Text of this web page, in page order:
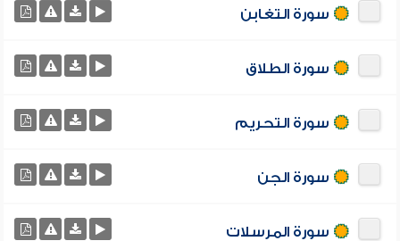
سورة التغابن
سورة الطلاق
سورة التحريم
سورة الجن
سورة المرسلات